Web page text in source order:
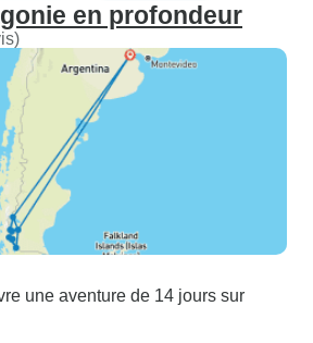
en profondeur
une aventure de 14 jours sur